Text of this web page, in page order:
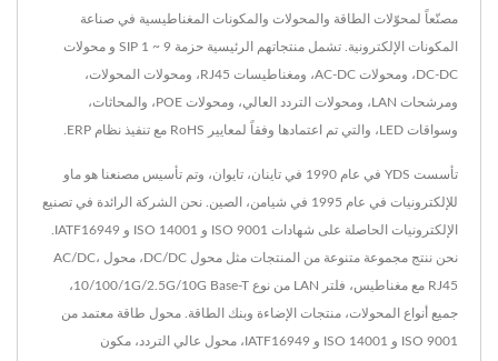
مصنّعاً لمحوّلات الطاقة والمحولات والمكونات المغناطيسية في صناعة
المكونات الإلكترونية. تشمل منتجاتهم الرئيسية حزمة SIP 1 ~ 9 و محولات
DC-DC، ومحولات AC-DC، ومغناطيسات RJ45، ومحولات المحولات،
ومرشحات LAN، ومحولات التردد العالي، ومحولات POE، والمحاثات،
وسواقات LED، والتي تم اعتمادها وفقاً لمعايير RoHS مع تنفيذ نظام ERP.
تأسست YDS في عام 1990 في تاينان، تايوان، وتم تأسيس مصنعنا هو ماو
للإلكترونيات في عام 1995 في شيامن، الصين. نحن الشركة الرائدة في تصنيع
نحن ننتج مجموعة متنوعة من المنتجات مثل محول DC/DC، محول AC/DC،
RJ45 مع مغناطيس، فلتر LAN من نوع 10/100/1G/2.5G/10G Base-T،
جميع أنواع المحولات، منتجات الإضاءة وبنك الطاقة. محول طاقة معتمد من
ISO 9001 و ISO 14001 و IATF16949، محول عالي التردد، مكون